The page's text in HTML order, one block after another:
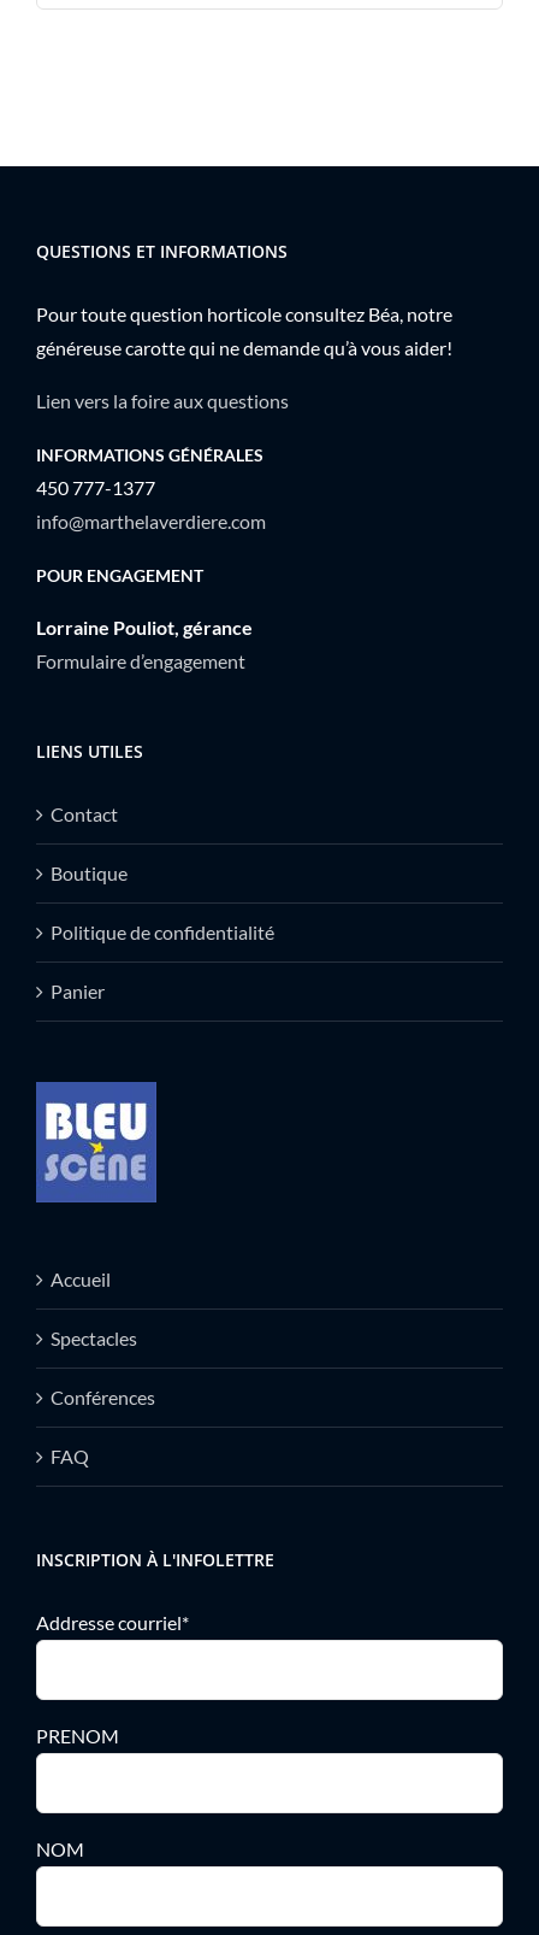
QUESTIONS ET INFORMATIONS
Pour toute question horticole consultez Béa, notre
généreuse carotte qui ne demande qu’à vous aider!
Lien vers la foire aux questions
INFORMATIONS GÉNÉRALES
450 777-1377
info@marthelaverdiere.com
POUR ENGAGEMENT
Lorraine Pouliot, gérance
Formulaire d’engagement
LIENS UTILES
Contact
Boutique
Politique de confidentialité
Panier
Accueil
Spectacles
Conférences
FAQ
INSCRIPTION À L'INFOLETTRE
Addresse courriel*
PRENOM
NOM